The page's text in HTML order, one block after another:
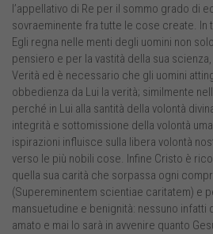
l’appellativo di Re per il sommo grado di
sovraeminente fra tutte le cose create. In
Egli regna nelle menti degli uomini non
pensiero e per la vastità della sua
Verità ed è necessario che gli uomini
obbedienza da Lui la verità; similmente
perché in Lui alla santità della volontà
integrità e sottomissione della volontà
ispirazioni influisce sulla libera volontà
verso le più nobili cose. Infine Cristo è
quella sua carità che sorpassa ogni
(Supereminentem scientiae caritatem) e
mansuetudine e benignità: nessuno infatti
amato e mai lo sarà in avvenire quanto